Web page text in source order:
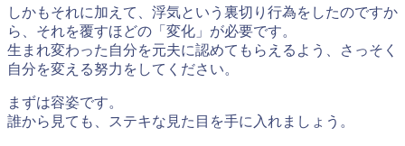
しかもそれに加えて、浮気という裏切り行為をしたのですか
ら、それを覆すほどの「変化」が必要です。
生まれ変わった自分を元夫に認めてもらえるよう、さっそく
自分を変える努力をしてください。
まずは容姿です。
誰から見ても、ステキな見た目 を手に入れましょう。